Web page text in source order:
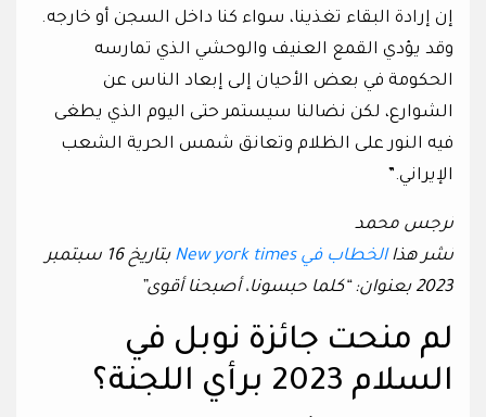
إن إرادة البقاء تغذينا، سواء كنا داخل السجن أو خارجه.
وقد يؤدي القمع العنيف والوحشي الذي تمارسه
الحكومة في بعض الأحيان إلى إبعاد الناس عن
الشوارع، لكن نضالنا سيستمر حتى اليوم الذي يطغى
فيه النور على الظلام وتعانق شمس الحرية الشعب
الإيراني.”
نرجس محمد
نشر هذاالخطاب في New york times
بتاريخ 16 سبتمبر
2023 بعنوان: “كلما حبسونا، أصبحنا أقوى”
لم منحت جائزة نوبل في
السلام 2023 برأي اللجنة؟